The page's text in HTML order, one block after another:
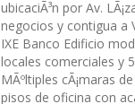
ubicaciÃ³n por Av.
negocios y contigua a
IXE Banco Edificio
locales comerciales y
MÃºltiples cÃ¡maras
pisos de oficina con